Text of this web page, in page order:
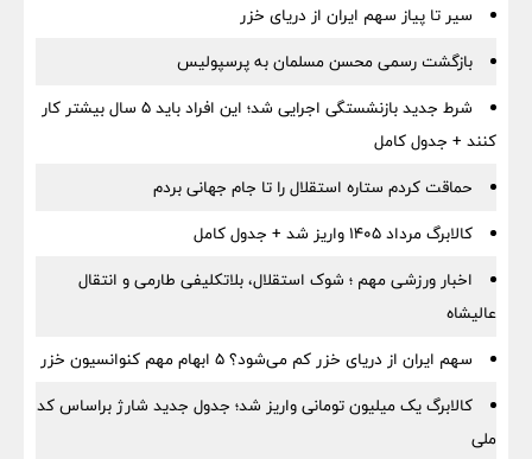
سیر تا پیاز سهم ایران از دریای خزر
بازگشت رسمی محسن مسلمان به پرسپولیس
شرط جدید بازنشستگی اجرایی شد؛ این افراد باید ۵ سال بیشتر کار
کنند + جدول کامل
حماقت کردم ستاره استقلال را تا جام جهانی بردم
کالابرگ مرداد ۱۴۰۵ واریز شد + جدول کامل
اخبار ورزشی مهم ؛ شوک استقلال، بلاتکلیفی طارمی و انتقال
عالیشاه
سهم ایران از دریای خزر کم می‌شود؟ ۵ ابهام مهم کنوانسیون خزر
کالابرگ یک میلیون تومانی واریز شد؛ جدول جدید شارژ براساس کد
ملی